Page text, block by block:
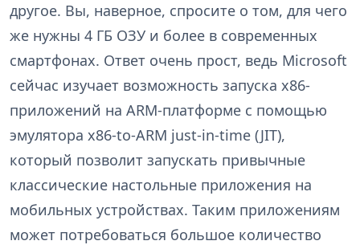
другое. Вы, наверное, спросите о том, для чего
же нужны 4 ГБ ОЗУ и более в современных
смартфонах. Ответ очень прост, ведь Microsoft
сейчас изучает возможность запуска x86-
приложений на ARM-платформе с помощью
эмулятора x86-to-ARM just-in-time (JIT),
который позволит запускать привычные
классические настольные приложения на
мобильных устройствах. Таким приложениям
может потребоваться большое количество